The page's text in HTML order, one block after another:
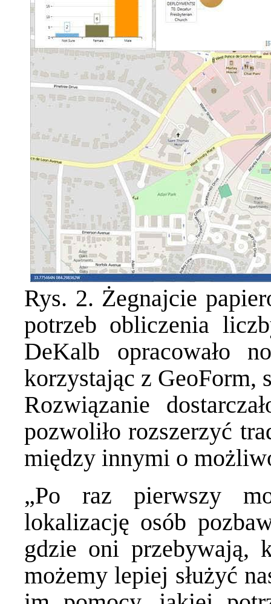
Rys. 2. Żegnajcie
potrzeb obliczenia
DeKalb opracowało
korzystając z GeoForm,
Rozwiązanie
pozwoliło rozszerzyć
między innymi o
„Po raz pierwszy
lokalizację osób
gdzie oni
możemy lepiej służyć